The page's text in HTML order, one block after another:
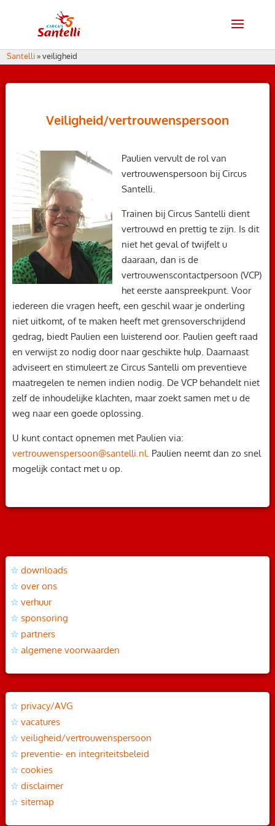
Santelli »veiligheid
Veiligheid/vertrouwenspersoon
Paulien vervult de rol van
vertrouwenspersoon bij Circus
Santelli.
Trainen bij Circus Santelli dient
vertrouwd en prettig te zijn. Is dit
niet het geval of twijfelt u
daaraan, dan is de
vertrouwenscontactpersoon (VCP)
het eerste aanspreekpunt. Voor
iedereen die vragen heeft, een geschil waar je onderling
niet uitkomt, of te maken heeft met grensoverschrijdend
gedrag, biedt Paulien een luisterend oor. Paulien geeft raad
en verwijst zo nodig door naar geschikte hulp. Daarnaast
adviseert en stimuleert ze Circus Santelli om preventieve
maatregelen te nemen indien nodig. De VCP behandelt niet
zelf de inhoudelijke klachten, maar zoekt samen met u de
weg naar een goede oplossing.
U kunt contact opnemen met Paulien via:
vertrouwenspersoon@santelli.nl. Paulien neemt dan zo snel
mogelijk contact met u op.
downloads
over ons
verhuur
sponsoring
partners
algemene voorwaarden
privacy/AVG
vacatures
veiligheid/vertrouwenspersoon
preventie- en integriteitsbeleid
cookies
disclaimer
sitemap